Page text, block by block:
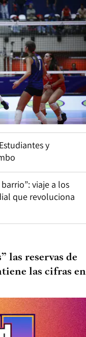
y
viaje a los
que revoluciona
las reservas de
las cifras en